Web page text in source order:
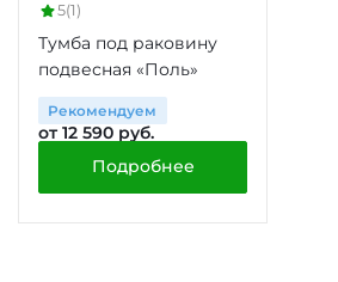
5(1)
Тумба под раковину
подвесная «Поль»
Рекомендуем
от 12 590 руб.
Подробнее